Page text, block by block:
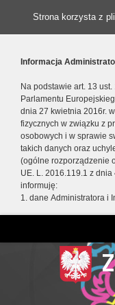
Strona korzysta z
Informacja
Na podstawie art. 13
Parlamentu
dnia 27 kwietnia 2016r.
fizycznych w związku z
osobowych i w sprawie
takich danych oraz
(ogólne rozporządzenie
UE. L. 2016.119.1 z
informuję:
1. dane Administratora i